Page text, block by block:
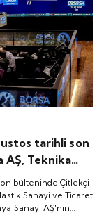
tarihli son
AŞ, Teknika
AŞ,
Kimya
duyurdu.
bülteninde Çitlekçi
Sanayi ve Ticaret
Sanayi AŞ'nin